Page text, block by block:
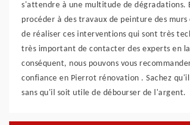
s'attendre à une multitude de dégradations.
procéder à des travaux de peinture des
de réaliser ces interventions qui sont très
très important de contacter des experts en
conséquent, nous pouvons vous
confiance en Pierrot rénovation . Sachez qu'il
sans qu'il soit utile de débourser de l'argent.